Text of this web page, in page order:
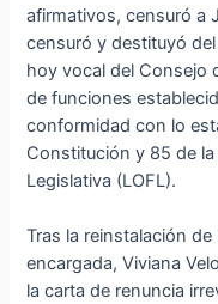
afirmativos, censuró a
censuró y destituyó
hoy vocal del Consejo
de funciones
conformidad con lo
Constitución y 85 de
Legislativa (LOFL).
Tras la reinstalación
encargada, Viviana
la carta de renuncia